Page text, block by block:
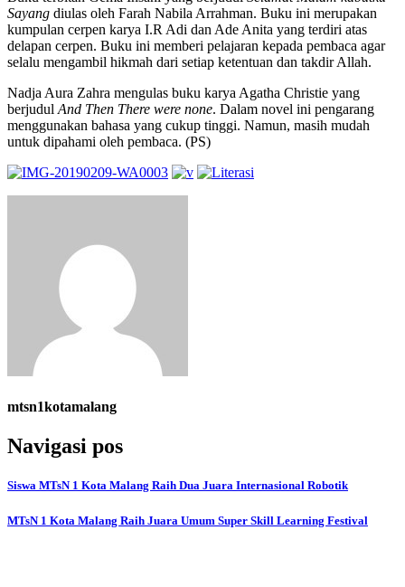
Sayang diulas oleh Farah Nabila Arrahman. Buku ini merupakan
kumpulan cerpen karya I.R Adi dan Ade Anita yang terdiri atas
delapan cerpen. Buku ini memberi pelajaran kepada pembaca agar
selalu mengambil hikmah dari setiap ketentuan dan takdir Allah.
Nadja Aura Zahra mengulas buku karya Agatha Christie yang
berjudul And Then There were none. Dalam novel ini pengarang
menggunakan bahasa yang cukup tinggi. Namun, masih mudah
untuk dipahami oleh pembaca. (PS)
mtsn1kotamalang
Navigasi pos
Siswa MTsN 1 Kota Malang Raih Dua Juara Internasional Robotik
MTsN 1 Kota Malang Raih Juara Umum Super Skill Learning Festival